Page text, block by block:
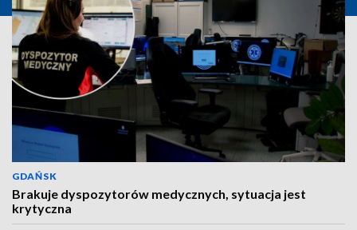
GDAŃSK
Brakuje dyspozytorów medycznych, sytuacja jest
krytyczna